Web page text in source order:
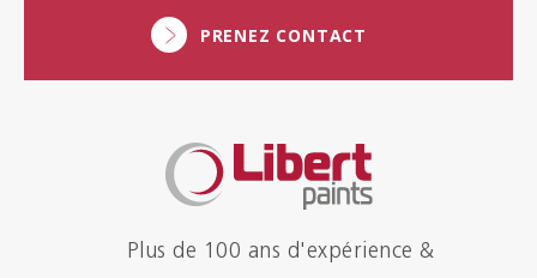
PRENEZ CONTACT
Plus de 100 ans d'expérience &